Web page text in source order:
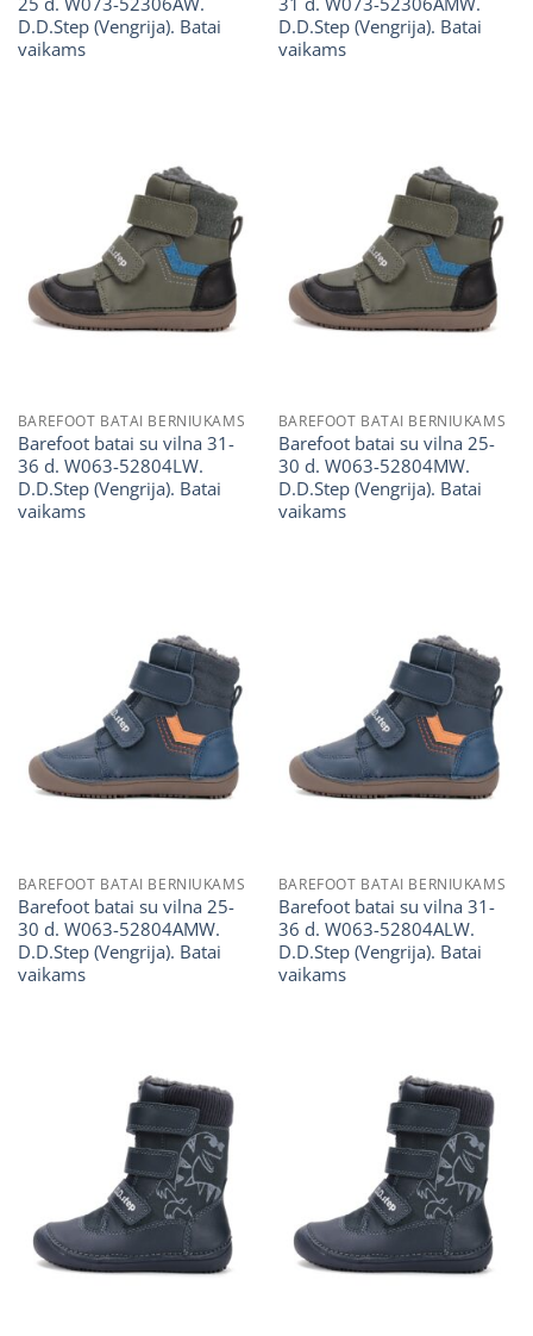
D.D.Step (Vengrija). Batai
vaikams
D.D.Step (Vengrija). Batai
vaikams
BAREFOOT BATAI BERNIUKAMS
Barefoot batai su vilna 31-
36 d. W063-52804LW.
D.D.Step (Vengrija). Batai
vaikams
BAREFOOT BATAI BERNIUKAMS
Barefoot batai su vilna 25-
30 d. W063-52804MW.
D.D.Step (Vengrija). Batai
vaikams
BAREFOOT BATAI BERNIUKAMS
Barefoot batai su vilna 25-
30 d. W063-52804AMW.
D.D.Step (Vengrija). Batai
vaikams
BAREFOOT BATAI BERNIUKAMS
Barefoot batai su vilna 31-
36 d. W063-52804ALW.
D.D.Step (Vengrija). Batai
vaikams